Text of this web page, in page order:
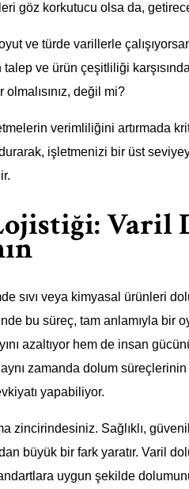
göz korkutucu olsa da,
ve türde varillerle
ve ürün çeşitliliği
değil mi?
verimliliğini artırmada
işletmenizi bir üst
sıvı veya kimyasal ürünleri
bu süreç, tam anlamıyla bir
azaltıyor hem de insan
zamanda dolum süreçlerinin
yapabiliyor.
zincirindesiniz. Sağlıklı,
büyük bir fark yaratır. Varil
uygun şekilde